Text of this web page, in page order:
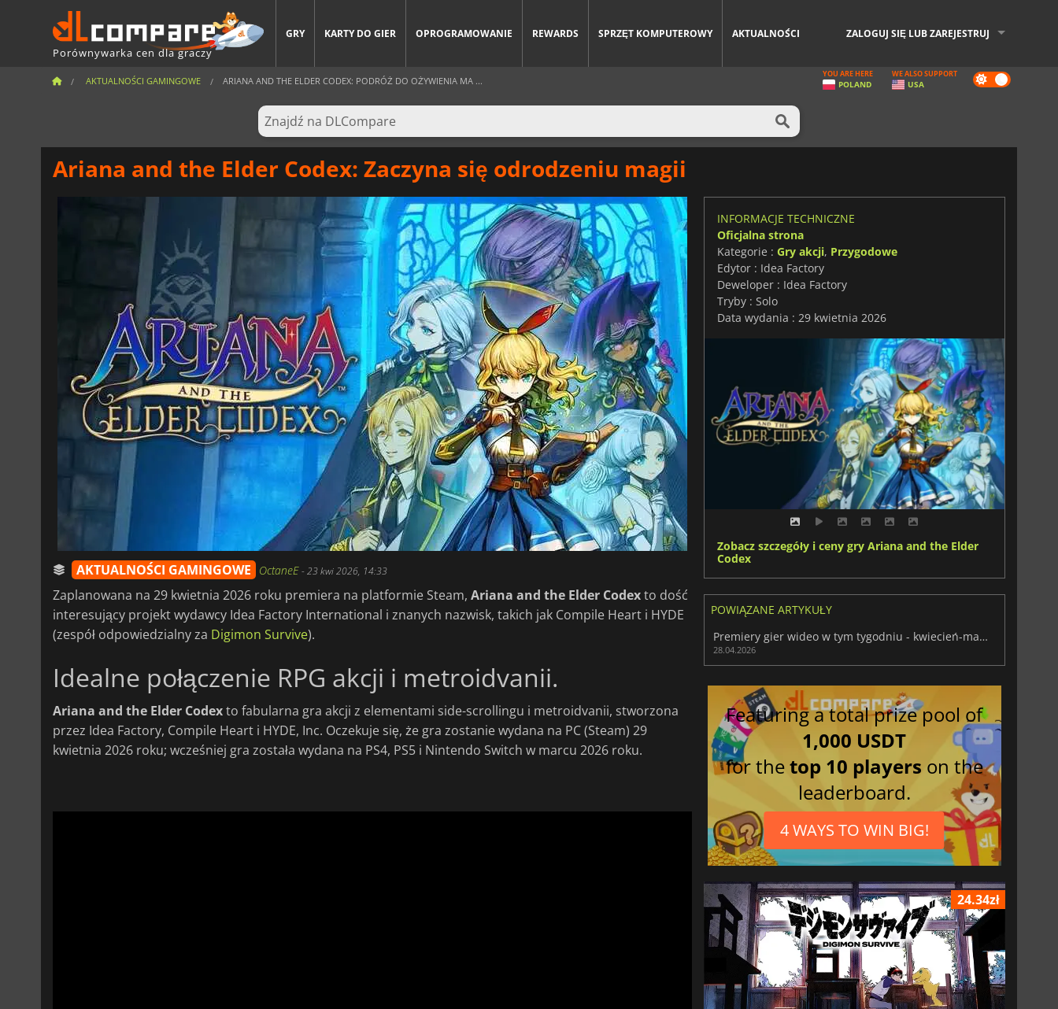
Porównywarka cen dla graczy
GRY KARTY DO GIER OPROGRAMOWANIE REWARDS SPRZĘT KOMPUTEROWY AKTUALNOŚCI ZALOGUJ SIĘ LUB ZAREJESTRUJ
AKTUALNOŚCI GAMINGOWE ARIANA AND THE ELDER CODEX: PODRÓŻ DO OŻYWIENIA MA ... Dark
mode
YOU ARE HERE
POLAND
WE ALSO SUPPORT
USA
Ariana and the Elder Codex: Zaczyna się odrodzeniu magii
AKTUALNOŚCI GAMINGOWE OctaneE-23 kwi 2026, 14:33
Zaplanowana na 29 kwietnia 2026 roku premiera na platformie Steam, Ariana and the Elder Codexto dość
interesujący projekt wydawcy Idea Factory International i znanych nazwisk, takich jak Compile Heart i HYDE
(zespół odpowiedzialny za Digimon Survive).
Idealne połączenie RPG akcji i metroidvanii.
Ariana and the Elder Codexto fabularna gra akcji z elementami side-scrollingu i metroidvanii, stworzona
przez Idea Factory, Compile Heart i HYDE, Inc. Oczekuje się, że gra zostanie wydana na PC (Steam) 29
kwietnia 2026 roku; wcześniej gra została wydana na PS4, PS5 i Nintendo Switch w marcu 2026 roku.
INFORMACJE TECHNICZNE
Oficjalna strona
Kategorie : Gry akcji, Przygodowe
Edytor : Idea Factory
Deweloper : Idea Factory
Tryby : Solo
Data wydania : 29 kwietnia 2026
Zobacz szczegóły i ceny gry Ariana and the Elder
Codex
POWIĄZANE ARTYKUŁY
Premiery gier wideo w tym tygodniu - kwiecień-maj 2026 (tydzień 18)
28.04.2026
Featuring a total prize pool of
1,000 USDT
for thetop 10 players on the
leaderboard.
4 WAYS TO WIN BIG!
24.34zł